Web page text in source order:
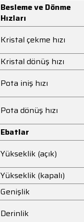
Besleme ve Dönme
Hızları
Kristal çekme hızı
Kristal dönüş hızı
Pota iniş hızı
Pota dönüş hızı
Ebatlar
Yükseklik (açık)
Yükseklik (kapalı)
Genişlik
Derinlik